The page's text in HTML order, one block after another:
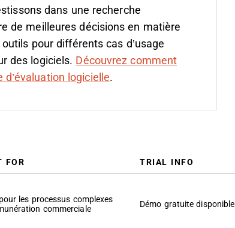
dans une recherche
de meilleures décisions en matière
pour différents cas d’usage
des logiciels. Découvrez comment
d’évaluation logicielle.
FOR TRIAL INFO
les processus complexes
commerciale
Démo gratuite disponible